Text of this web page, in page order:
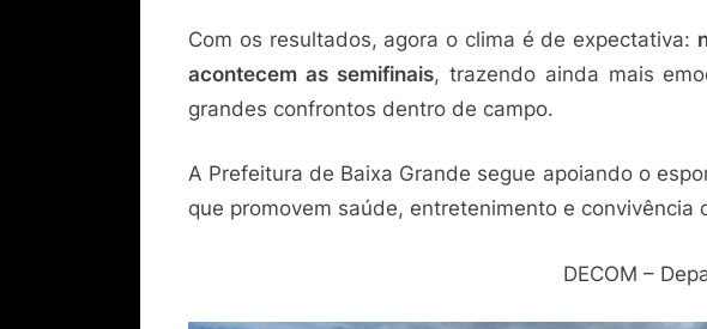
Com os resultados, agora o clima é de expectativa:
acontecem as semifinais, trazendo ainda mais
grandes confrontos dentro de campo.
A Prefeitura de Baixa Grande segue apoiando o
que promovem saúde, entretenimento e convivência
DECOM –